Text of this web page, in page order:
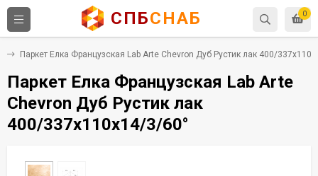
0
СПБСНАБ
Паркет Елка Французская Lab Arte Chevron Дуб Рустик лак 400/
Паркет Елка Французская Lab Arte
Chevron Дуб Рустик лак
400/337х110х14/3/60°